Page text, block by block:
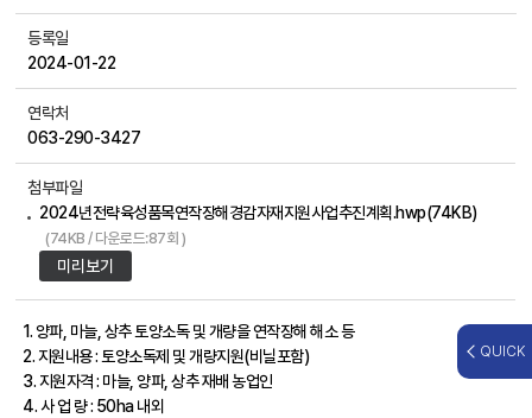
등록일
2024-01-22
연락처
063-290-3427
첨부파일
2024년전략육성품목연작장해경감자재지원사업추진계획.hwp(74KB)
(74KB / 다운로드:87회 )
미리보기
1. 양파, 마늘, 상추 토양소독 및 개량을 연작장해 해소 등
2. 지원내용 : 토양소독제 및 개량지원(비닐포함)
3. 지원자격 : 마늘, 양파, 상추 재배 농업인
4. 사 업 량 : 50ha 내외
QUICK